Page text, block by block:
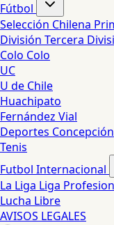
Fútbol
Selección Chilena
División Tercera
Colo Colo
UC
U de Chile
Huachipato
Fernández Vial
Deportes Concepción
Tenis
Futbol Internacional
La Liga Liga
Lucha Libre
AVISOS LEGALES